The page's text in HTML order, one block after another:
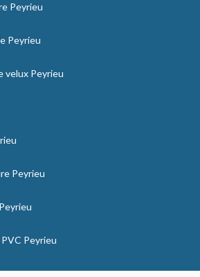
Peyrieu
Peyrieu
velux Peyrieu
Peyrieu
Peyrieu